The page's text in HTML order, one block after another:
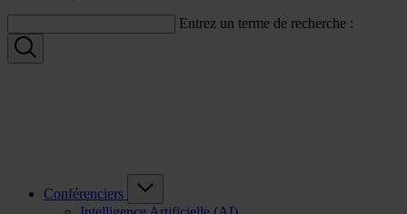
Entrez un terme de recherche :
Conférenciers